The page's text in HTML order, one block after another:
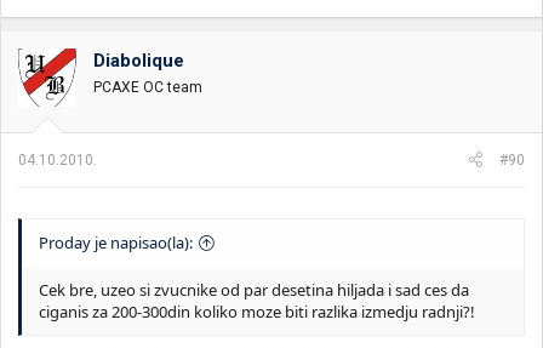
Diabolique
PCAXE OC team
04.10.2010. #90
Proday je napisao(la):
Cek bre, uzeo si zvucnike od par desetina hiljada i sad ces da
ciganis za 200-300din koliko moze biti razlika izmedju radnji?!